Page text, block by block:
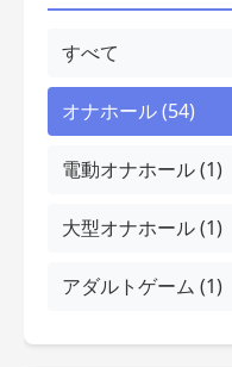
すべて
オナホール (54)
電動オナホール (1)
大型オナホール (1)
アダルトゲーム (1)